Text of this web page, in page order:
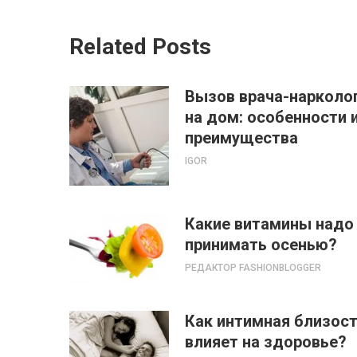
Related Posts
Вызов врача-
на дом: особенности
преимущества
IGOR
Какие витамины надо
принимать осенью?
РЕДАКТОР FASHIONBLOGGER
Как интимная
влияет на здоровье?